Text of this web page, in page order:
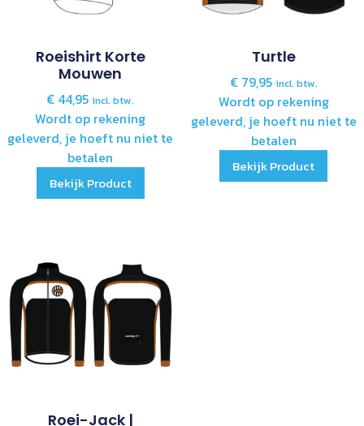
Roeishirt Korte
Mouwen
€ 44,95 incl. btw.
Wordt op rekening
geleverd, je hoeft nu niet te
betalen
Bekijk Product
Turtle
€79,95 incl. btw.
Wordt op rekening
geleverd, je hoeft nu niet te
betalen
Bekijk Product
Roei-Jack |